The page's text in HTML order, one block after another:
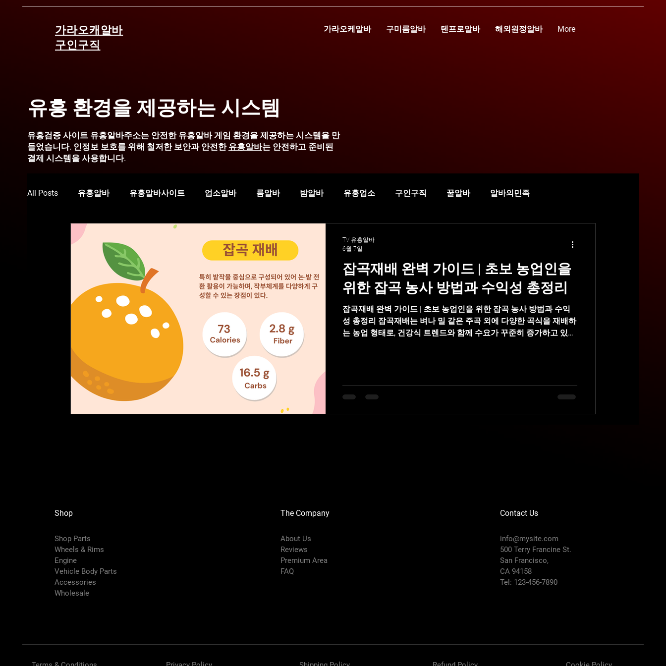
가라오캐알바
구인구직
가라오케알바 구미룸알바 텐프로알바 해외원정알바 More
유흥 환경을 제공하는 시스템
유흥검증 사이트 유흥알바주소는 안전한 유흥알바게임 환경을 제공하는 시스템을 만
들었습니다. 인정보 보호를 위해 철저한 보안과 안전한 유흥알바는 안전하고 준비된
결제 시스템을 사용합니다.
All Posts 유흥알바 유흥알바사이트 업소알바 룸알바 밤알바 유흥업소 구인구직 꿀알바 알바의민족
유흥알바의민족
강남퍼블릭가이드 여성알바 스웨디시알바 스웨디시알바 마사지구인 마사지알바 잡곡재배
잡곡심기 잡곡수확 잡곡파종
잡곡재배 완벽 가이드 | 초보 농업인을
위한 잡곡 농사 방법과 수익성 총정리
잡곡재배 완벽 가이드 | 초보 농업인을 위한 잡곡 농사 방법과 수익
성 총정리 잡곡재배는 벼나 밀 같은 주곡 외에 다양한 곡식을 재배하
는 농업 형태로, 건강식 트렌드와 함께 수요가 꾸준히 증가하고 있는
잡곡재배의 특징 잡곡은 대부분 재배 기간이 짧고 환경 적응력이 높
용이 가능하며, 작부체계를 다양하게 구성할 수 있는 장점이 있다.
TV 유흥알바
6월 7일
Shop
Shop Parts
Wheels & Rims
Engine
Vehicle Body Parts
Accessories
Wholesale
The Company
About Us
Reviews
Premium Area
FAQ
Contact Us
info@mysite.com
500 Terry Francine St.
San Francisco,
CA 94158
Tel: 123-456-7890